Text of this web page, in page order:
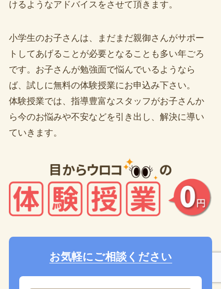
けるようなアドバイスをさせて頂きます。
小学生のお子さんは、まだまだ親御さんがサポー
トしてあげることが必要となることも多い年ごろ
です。お子さんが勉強面で悩んでいるようなら
ば、試しに無料の体験授業にお申込み下さい。
体験授業では、指導豊富なスタッフがお子さんか
ら今のお悩みや不安などを引き出し、解決に導い
ていきます。
お気軽にご相談ください